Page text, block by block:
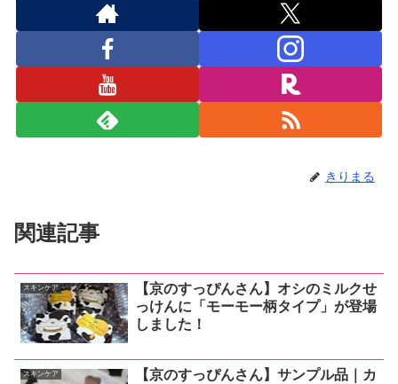
きりまる
関連記事
スキンケア
【京のすっぴんさん】オシのミルクせ
っけんに「モーモー柄タイプ」が登場
しました！
スキンケア
【京のすっぴんさん】サンプル品｜カ